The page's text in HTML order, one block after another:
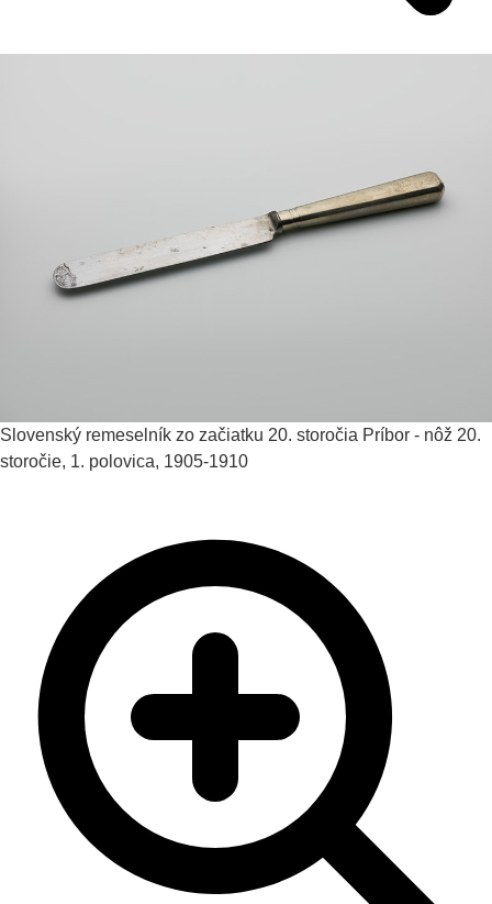
Slovenský remeselník zo začiatku 20. storočia Príbor - nôž 20.
storočie, 1. polovica, 1905-1910